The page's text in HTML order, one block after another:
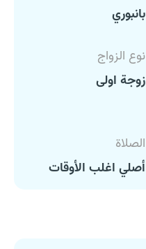
بانبوري
نوع الزواج
زوجة اولى
الصلاة
أصلي اغلب الأوقات